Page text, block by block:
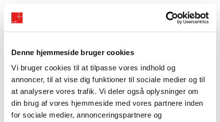
Denne hjemmeside bruger cookies
Vi bruger cookies til at tilpasse vores indhold og
annoncer, til at vise dig funktioner til sociale medier og til
at analysere vores trafik. Vi deler også oplysninger om
din brug af vores hjemmeside med vores partnere inden
for sociale medier, annonceringspartnere og